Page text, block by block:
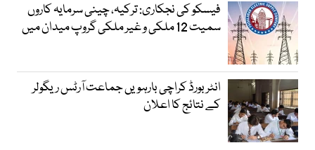
فیسکو کی نجکاری: ترکیہ، چینی سرمایہ کاروں
سمیت 12 ملکی و غیر ملکی گروپ میدان میں
انٹر بورڈ کراچی بارہویں جماعت آرٹس ریگولر
کے نتائج کا اعلان